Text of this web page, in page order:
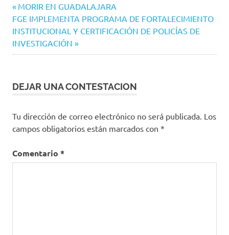
Navegación
de
entradas
Entrada
anterior:
MORIR EN GUADALAJARA
Siguiente
entrada:
FGE IMPLEMENTA PROGRAMA DE FORTALECIMIENTO
INSTITUCIONAL Y CERTIFICACIÓN DE POLICÍAS DE
INVESTIGACIÓN
DEJAR UNA CONTESTACION
Tu dirección de correo electrónico no será publicada. Los
campos obligatorios están marcados con *
Comentario *